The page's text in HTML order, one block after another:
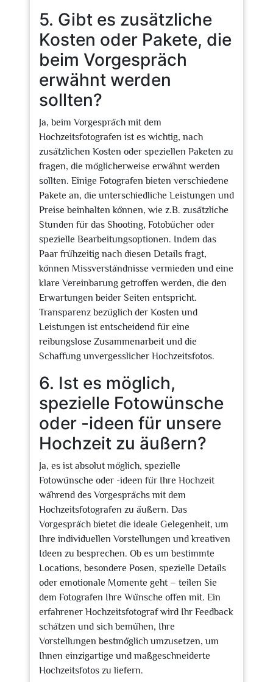
5. Gibt es zusätzliche
Kosten oder Pakete, die
beim Vorgespräch
erwähnt werden
sollten?
Ja, beim Vorgespräch mit dem
Hochzeitsfotografen ist es wichtig, nach
zusätzlichen Kosten oder speziellen Paketen zu
fragen, die möglicherweise erwähnt werden
sollten. Einige Fotografen bieten verschiedene
Pakete an, die unterschiedliche Leistungen und
Preise beinhalten können, wie z.B. zusätzliche
Stunden für das Shooting, Fotobücher oder
spezielle Bearbeitungsoptionen. Indem das
Paar frühzeitig nach diesen Details fragt,
können Missverständnisse vermieden und eine
klare Vereinbarung getroffen werden, die den
Erwartungen beider Seiten entspricht.
Transparenz bezüglich der Kosten und
Leistungen ist entscheidend für eine
reibungslose Zusammenarbeit und die
Schaffung unvergesslicher Hochzeitsfotos.
6. Ist es möglich,
spezielle Fotowünsche
oder -ideen für unsere
Hochzeit zu äußern?
Ja, es ist absolut möglich, spezielle
Fotowünsche oder -ideen für Ihre Hochzeit
während des Vorgesprächs mit dem
Hochzeitsfotografen zu äußern. Das
Vorgespräch bietet die ideale Gelegenheit, um
Ihre individuellen Vorstellungen und kreativen
Ideen zu besprechen. Ob es um bestimmte
Locations, besondere Posen, spezielle Details
oder emotionale Momente geht – teilen Sie
dem Fotografen Ihre Wünsche offen mit. Ein
erfahrener Hochzeitsfotograf wird Ihr Feedback
schätzen und sich bemühen, Ihre
Vorstellungen bestmöglich umzusetzen, um
Ihnen einzigartige und maßgeschneiderte
Hochzeitsfotos zu liefern.